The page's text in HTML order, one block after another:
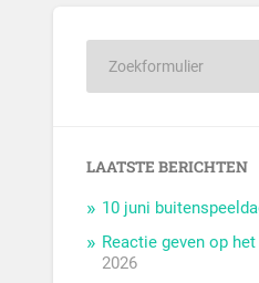
LAATSTE BERICHTEN
10 juni
Reactie geven op het
2026